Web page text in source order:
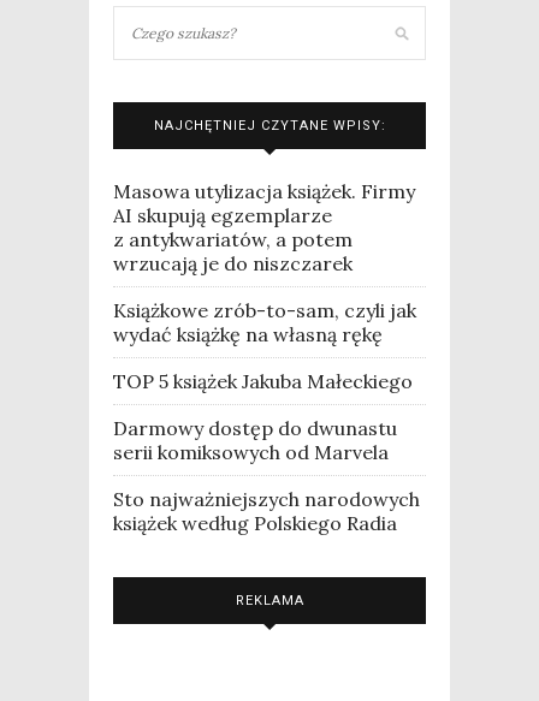
NAJCHĘTNIEJ CZYTANE WPISY:
Masowa utylizacja książek. Firmy
AI skupują egzemplarze
z antykwariatów, a potem
wrzucają je do niszczarek
Książkowe zrób-to-sam, czyli jak
wydać książkę na własną rękę
TOP 5 książek Jakuba Małeckiego
Darmowy dostęp do dwunastu
serii komiksowych od Marvela
Sto najważniejszych narodowych
książek według Polskiego Radia
REKLAMA